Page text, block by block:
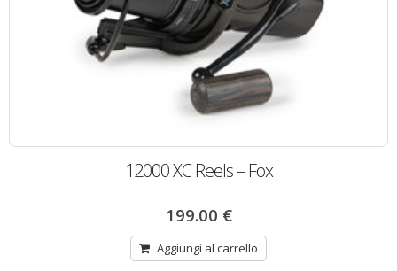
12000 XC Reels – Fox
199.00 €
Aggiungi al carrello